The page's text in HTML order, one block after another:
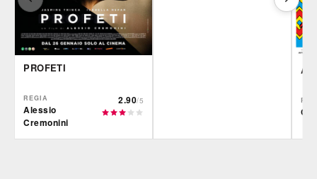
PROFETI
REGIA
Alessio
Cremonini
2.90/5